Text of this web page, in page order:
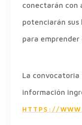
conectarán con
potenciarán sus
para emprender
La convocatoria
información
HTTPS://